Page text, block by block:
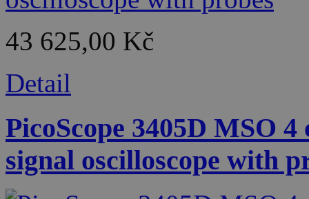
43 625,00 Kč
Detail
PicoScope 3405D MSO
signal oscilloscope with